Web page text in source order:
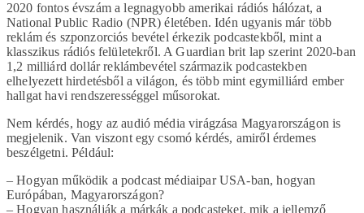
2020 fontos évszám a legnagyobb amerikai rádiós hálózat, a
National Public Radio (NPR) életében. Idén ugyanis már több
reklám és szponzorciós bevétel érkezik podcastekből, mint a
klasszikus rádiós felületekről. A Guardian brit lap szerint 2020-ban
1,2 milliárd dollár reklámbevétel származik podcastekben
elhelyezett hirdetésből a világon, és több mint egymilliárd ember
hallgat havi rendszerességgel műsorokat.
Nem kérdés, hogy az audió média virágzása Magyarországon is
megjelenik. Van viszont egy csomó kérdés, amiről érdemes
beszélgetni. Például:
– Hogyan működik a podcast médiaipar USA-ban, hogyan
Európában, Magyarországon?
– Hogyan használják a márkák a podcasteket, mik a jellemző